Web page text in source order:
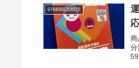
9784991214875
商